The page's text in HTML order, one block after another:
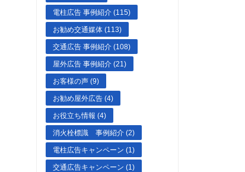
電柱広告 事例紹介 (115)
お勧め交通媒体 (113)
交通広告 事例紹介 (108)
屋外広告 事例紹介 (21)
お客様の声 (9)
お勧め屋外広告 (4)
お役立ち情報 (4)
消火栓標識 事例紹介 (2)
電柱広告キャンペーン (1)
交通広告キャンペーン (1)